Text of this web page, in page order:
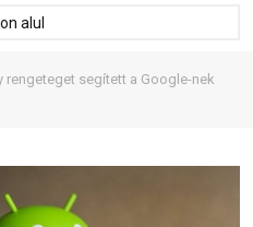
alul
rengeteget segített a Google-nek